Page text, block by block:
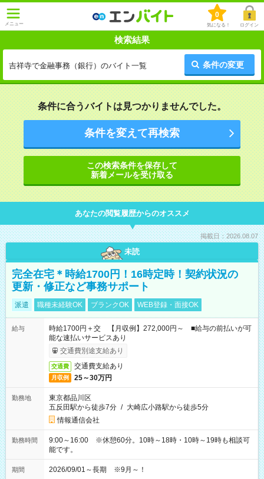
メニュー
0
気になる！ ログイン
検索結果
吉祥寺で金融事務（銀行）のバイト一覧 条件の変更
条件に合うバイトは見つかりませんでした。
条件を変えて再検索
この検索条件を保存して
新着メールを受け取る
あなたの閲覧履歴からのオススメ
掲載日：2026.08.07
未読
完全在宅＊時給1700円！16時定時！契約状況の
更新・修正など事務サポート
派遣 職種未経験OK ブランクOK WEB登録・面接OK
給与
時給1700円＋交 【月収例】272,000円～ ■給与の前払いが可
能な速払いサービスあり
交通費別途支給あり
交通費 交通費支給あり
月収例 25～30万円
勤務地
東京都品川区
五反田駅から徒歩7分 / 大崎広小路駅から徒歩5分
情報通信会社
勤務時間
9:00～16:00 ※休憩60分。10時～18時・10時～19時も相談可
能です。
期間 2026/09/01～長期 ※9月～！